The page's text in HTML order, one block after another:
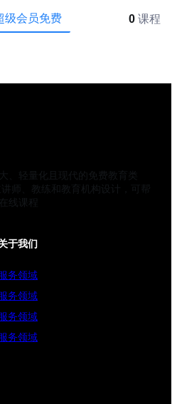
级会员免费 0 课程
、轻量化且现代的免费教育类
师、教练和教育机构设计，可帮
线课程
于我们
务领域
务领域
务领域
务领域